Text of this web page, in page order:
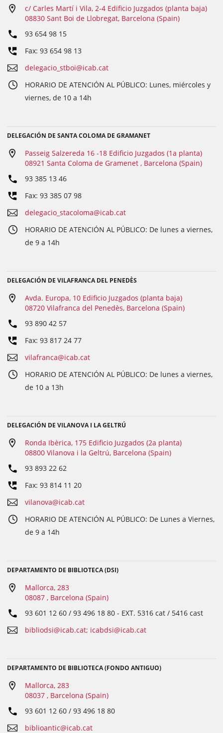
c/ Carles Martí i Vila, 2-4 Edificio Juzgados (planta baja)
08830 Sant Boi de Llobregat, Barcelona (Spain)
93 654 98 15
Fax: 93 654 98 13
delegacio_stboi@icab.cat
HORARIO DE ATENCIÓN AL PÚBLICO: Lunes, miércoles y
viernes, de 10 a 14h
DELEGACIÓN DE SANTA COLOMA DE GRAMANET
Passeig Salzereda 16 -18 Edificio Juzgados (1a planta)
08921 Santa Coloma de Gramenet , Barcelona (Spain)
93 385 13 46
Fax: 93 385 07 98
delegacio_stacoloma@icab.cat
HORARIO DE ATENCIÓN AL PÚBLICO: De lunes a viernes,
de 9 a 14h
DELEGACIÓN DE VILAFRANCA DEL PENEDÈS
Avda. Europa, 10 Edificio Juzgados (planta baja)
08720 Vilafranca del Penedès, Barcelona (Spain)
93 890 42 57
Fax: 93 817 24 77
vilafranca@icab.cat
HORARIO DE ATENCIÓN AL PÚBLICO: De lunes a viernes,
de 10 a 13h
DELEGACIÓN DE VILANOVA I LA GELTRÚ
Ronda Ibèrica, 175 Edificio Juzgados (2a planta)
08800 Vilanova i la Geltrú, Barcelona (Spain)
93 893 22 62
Fax: 93 814 11 20
vilanova@icab.cat
HORARIO DE ATENCIÓN AL PÚBLICO: De Lunes a Viernes,
de 9 a 14h
DEPARTAMENTO DE BIBLIOTECA (DSI)
Mallorca, 283
08087 , Barcelona (Spain)
93 601 12 60 / 93 496 18 80 - EXT. 5316 cat / 5416 cast
bibliodsi@icab.cat; icabdsi@icab.cat
DEPARTAMENTO DE BIBLIOTECA (FONDO ANTIGUO)
Mallorca, 283
08037 , Barcelona (Spain)
93 601 12 60 / 93 496 18 80
biblioantic@icab.cat